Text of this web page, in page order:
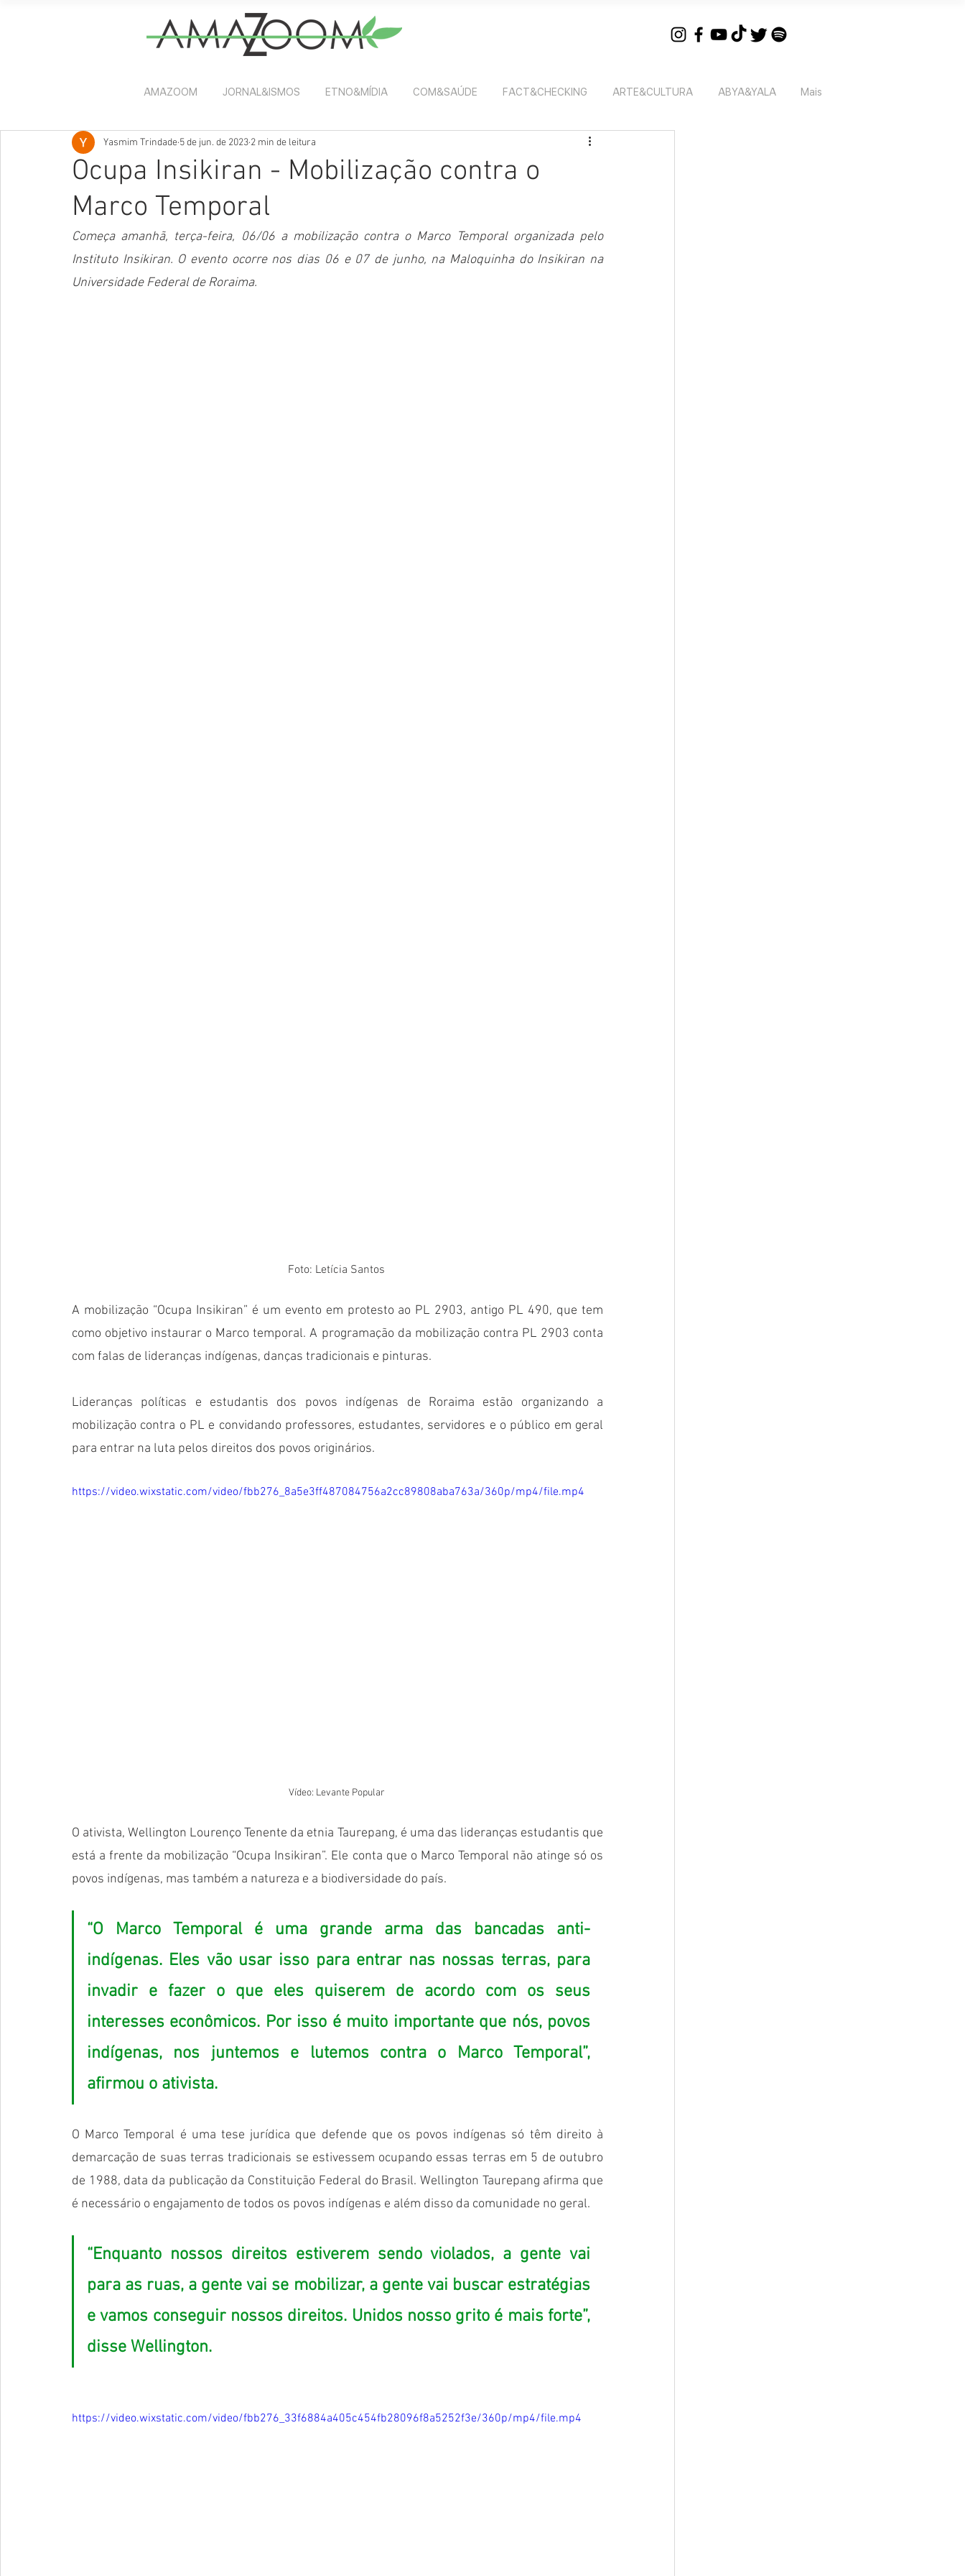
AMAZOOM JORNAL&ISMOS ETNO&MÍDIA COM&SAÚDE FACT&CHECKING ARTE&CULTURA ABYA&YALA Mais
Ocupa Insikiran - Mobilização contra o
Marco Temporal
Yasmim Trindade 5 de jun. de 2023 2 min de leitura
Começa amanhã, terça-feira, 06/06 a mobilização contra o Marco Temporal organizada pelo
Instituto Insikiran. O evento ocorre nos dias 06 e 07 de junho, na Maloquinha do Insikiran na
Universidade Federal de Roraima.
Foto: Letícia Santos
A mobilização “Ocupa Insikiran” é um evento em protesto ao PL 2903, antigo PL 490, que tem
como objetivo instaurar o Marco temporal. A programação da mobilização contra PL 2903 conta
com falas de lideranças indígenas, danças tradicionais e pinturas.
Lideranças políticas e estudantis dos povos indígenas de Roraima estão organizando a
mobilização contra o PL e convidando professores, estudantes, servidores e o público em geral
para entrar na luta pelos direitos dos povos originários.
https://video.wixstatic.com/video/fbb276_8a5e3ff487084756a2cc89808aba763a/360p/mp4/file.mp4
Vídeo: Levante Popular
O ativista, Wellington Lourenço Tenente da etnia Taurepang, é uma das lideranças estudantis que
está a frente da mobilização “Ocupa Insikiran”. Ele conta que o Marco Temporal não atinge só os
povos indígenas, mas também a natureza e a biodiversidade do país.
“O Marco Temporal é uma grande arma das bancadas anti-
indígenas. Eles vão usar isso para entrar nas nossas terras, para
invadir e fazer o que eles quiserem de acordo com os seus
interesses econômicos. Por isso é muito importante que nós, povos
indígenas, nos juntemos e lutemos contra o Marco Temporal”,
afirmou o ativista.
O Marco Temporal é uma tese jurídica que defende que os povos indígenas só têm direito à
demarcação de suas terras tradicionais se estivessem ocupando essas terras em 5 de outubro
de 1988, data da publicação da Constituição Federal do Brasil. Wellington Taurepang afirma que
é necessário o engajamento de todos os povos indígenas e além disso da comunidade no geral.
“Enquanto nossos direitos estiverem sendo violados, a gente vai
para as ruas, a gente vai se mobilizar, a gente vai buscar estratégias
e vamos conseguir nossos direitos. Unidos nosso grito é mais forte”,
disse Wellington.
https://video.wixstatic.com/video/fbb276_33f6884a405c454fb28096f8a5252f3e/360p/mp4/file.mp4